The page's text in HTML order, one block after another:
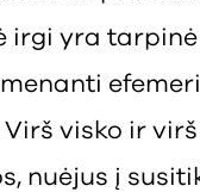
irgi yra
visko ir
nuėjus į